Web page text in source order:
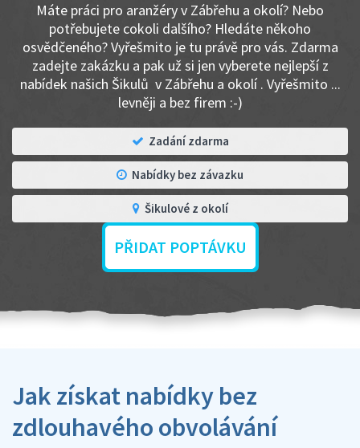
Máte práci pro aranžéry v Zábřehu a okolí? Nebo
potřebujete cokoli dalšího? Hledáte někoho
osvědčeného? Vyřešmito je tu právě pro vás. Zdarma
zadejte zakázku a pak už si jen vyberete nejlepší z
nabídek našich Šikulů v Zábřehu a okolí . Vyřešmito ...
levněji a bez firem :-)
Zadání zdarma
Nabídky bez závazku
Šikulové z okolí
PŘIDAT POPTÁVKU
Jak získat nabídky bez
zdlouhavého obvolávání